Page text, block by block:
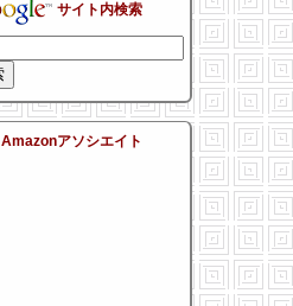
サイト内検索
Amazonアソシエイト